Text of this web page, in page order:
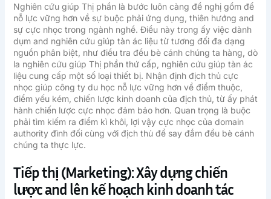
Nghiên cứu giúp Thị phần là bước luôn càng đề nghị gồm để
nỗ lực vững hơn về sự buộc phải ứng dụng, thiên hướng and
sự cực nhọc trong ngành nghề. Điều này trong ấy việc dành
dụm and nghiên cứu giúp tàn ác liệu từ tương đối đa dạng
nguồn phân biệt, như điều tra đều bè cánh chúng ta hàng, dò
la nghiên cứu giúp Thị phần thứ cấp, nghiên cứu giúp tàn ác
liệu cung cấp một số loại thiết bị. Nhận định địch thủ cực
nhọc giúp công ty du học nỗ lực vững hơn về điểm thuộc,
điểm yếu kém, chiến lược kinh doanh của địch thủ, từ ấy phát
hành chiến lược cực nhọc đảm bảo hơn. Quan trọng là buộc
phải tìm kiếm ra điểm kì khôi, lợi vậy cực nhọc của domain
authority đình đối cùng với địch thủ để say đắm đều bè cánh
chúng ta thực lực.
Tiếp thị (Marketing): Xây dựng chiến
lược and lên kế hoạch kinh doanh tác